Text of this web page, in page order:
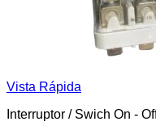
Vista Rápida
Interruptor / Swich On -